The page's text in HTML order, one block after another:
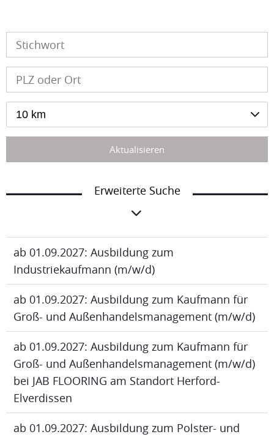
10 km
Aktualisieren
Erweiterte Suche
ab 01.09.2027: Ausbildung zum
Industriekaufmann (m/w/d)
ab 01.09.2027: Ausbildung zum Kaufmann für
Groß- und Außenhandelsmanagement (m/w/d)
ab 01.09.2027: Ausbildung zum Kaufmann für
Groß- und Außenhandelsmanagement (m/w/d)
bei JAB FLOORING am Standort Herford-
Elverdissen
ab 01.09.2027: Ausbildung zum Polster- und